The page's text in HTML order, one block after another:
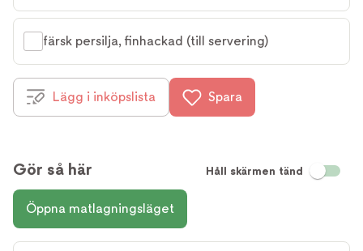
färsk persilja, finhackad (till servering)
Lägg i inköpslista Spara
Gör så här Håll skärmen tänd
Öppna matlagningsläget